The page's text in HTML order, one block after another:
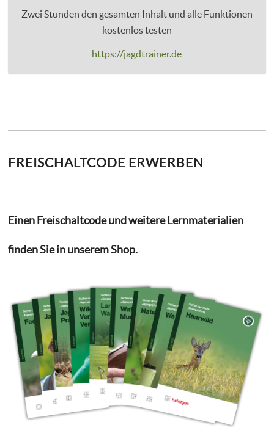
Zwei Stunden den gesamten Inhalt und alle Funktionen
kostenlos testen
https://jagdtrainer.de
FREISCHALTCODE ERWERBEN
Einen Freischaltcode und weitere Lernmaterialien
finden Sie in unserem Shop.